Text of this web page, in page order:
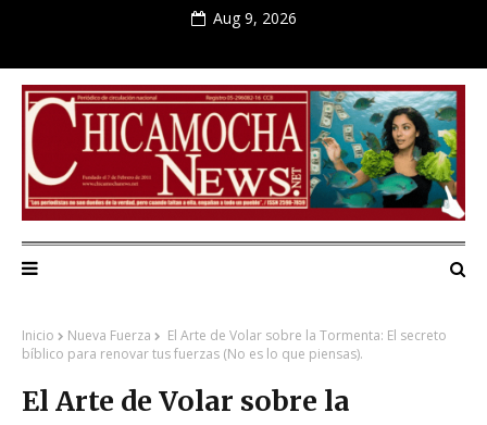
Aug 9, 2026
Inicio Nueva Fuerza
El Arte de Volar sobre la Tormenta: El secreto
bíblico para renovar tus fuerzas (No es lo que piensas).
El Arte de Volar sobre la